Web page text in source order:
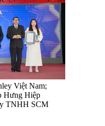
Việt Nam;
Hưng Hiệp
TNHH SCM